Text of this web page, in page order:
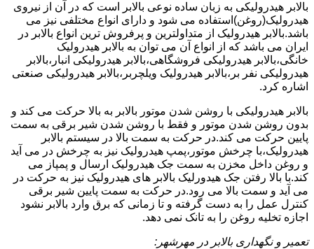
بالابر هیدرولیکی به زبان ساده نوعی بالابر است که در آن از نیروی
هیدرولیک(روغن)استفاده می شود و دارای انواع مختلفی نیز می
باشد.بالابر هیدرولیک از متداولترین و پرفروش ترین انواع بالابر در
ایران می باشد که از انواع آن می توان به بالابر هیدرولیک
خانگی،بالابر هیدرولیکی فروشگاهی،بالابر هیدرولیکی انبار،بالابر
هیدرولیکی نفر بر،بالابر هیدرولیک ویلچربر،بالابر هیدرولیکی صنعتی
اشاره کرد.
بالابر هیدرولیکی با روشن شدن موتور بالابر به بالا حرکت می کند و
بدون روشن شدن موتور و فقط با روشن شدن شیر برقی به سمت
پایین حرکت می کند.در حرکت به سمت بالا در سیستم بالابر
هیدرولیک،با چرخش موتور،پمپ هیدرولیک نیز به چرخش در می آید
و روغن داخل مخزن به سمت جک هیدرولیک ارسال و پمپاز می
کند.با بالا رفتن جک هیدورلیک بالابر های هیدرولیک نیز به حرکت در
می آید و سمت بالا می رود.در حرکت به سمت پایین شیر برقی
کنترل عمل را به دست گرفته و تا زمانی که برق وارد بالابر نشود
اجازه تخلیه روغن را به تانک نمی دهد.
تعمیر و نگهداری بالابر در مهرشهر: